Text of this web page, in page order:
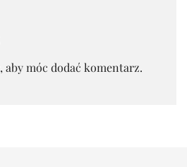
, aby móc dodać komentarz.